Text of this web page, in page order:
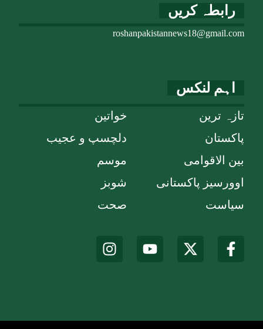
اہم لنکس
خواتین
دلچسپ و عجیب
موسم
شوبز
صحت
تازہ ترین
پاکستان
بین الاقوامی
اوورسیز پاکستانی
سیاست
رابطہ کریں
roshanpakistannews18@gmail.com